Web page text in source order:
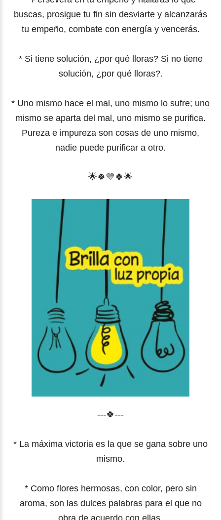
buscas, prosigue tu fin sin desviarte y alcanzarás
tu empeño, combate con energía y vencerás.
* Si tiene solución, ¿por qué lloras? Si no tiene
solución, ¿por qué lloras?.
* Uno mismo hace el mal, uno mismo lo sufre; uno
mismo se aparta del mal, uno mismo se purifica.
Pureza e impureza son cosas de uno mismo,
nadie puede purificar a otro.
🌟🍀 💛 🍀🌟
---🍀---
* La máxima victoria es la que se gana sobre uno
mismo.
* Como flores hermosas, con color, pero sin
aroma, son las dulces palabras para el que no
obra de acuerdo con ellas.